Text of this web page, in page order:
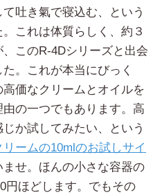
吐き氣で寝込む、という
これは体質らしく、約３
このR-4Dシリーズと出会
。これが本当にびっく
価なクリームとオイルを
の一つでもあります。高
か試してみたい、という
ームの10mlのお試しサイ
せ。ほんの小さな容器の
円ほどします。でもその